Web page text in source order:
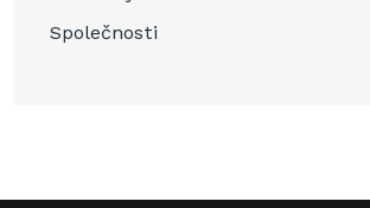
Společnosti